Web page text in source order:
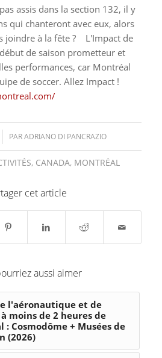
assis dans la section 132, il y
qui chanteront avec eux, alors
joindre à la fête ?
L'Impact de
de saison prometteur et
performances, car Montréal
de soccer. Allez Impact !
PARADRIANO DI PANCRAZIO
, CANADA, MONTRÉAL
cet article
aussi aimer
l'aéronautique et de
moins de 2 heures de
: Cosmodôme + Musées de
(2026)